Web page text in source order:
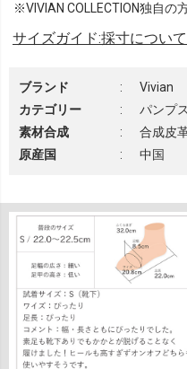
※VIVIAN COLLECTION独自の
サイズガイド:採寸につい
ブランド :
Vivian
カテゴリー
:
パンプス
素材合成
:
合成皮
原産国
: 中国